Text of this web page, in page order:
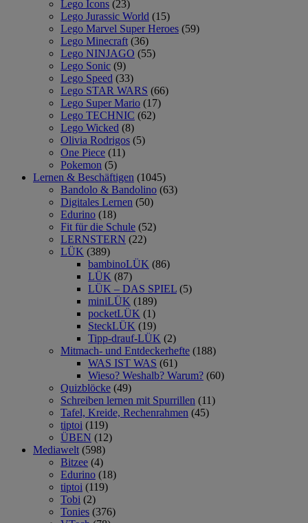
Lego Icons (23)
Lego Jurassic World (15)
Lego Marvel Super Heroes (59)
Lego Minecraft (36)
Lego NINJAGO (55)
Lego Sonic (9)
Lego Speed (33)
Lego STAR WARS (66)
Lego Super Mario (17)
Lego TECHNIC (62)
Lego Wicked (8)
Olivia Rodrigos (5)
One Piece (11)
Pokemon (5)
Lernen & Beschäftigen (1045)
Bandolo & Bandolino (63)
Digitales Lernen (50)
Edurino (18)
Fit für die Schule (52)
LERNSTERN (22)
LÜK (389)
bambinoLÜK (86)
LÜK (87)
LÜK – DAS SPIEL (5)
miniLÜK (189)
pocketLÜK (1)
SteckLÜK (19)
Tipp-drauf-LÜK (2)
Mitmach- und Entdeckerhefte (188)
WAS IST WAS (61)
Wieso? Weshalb? Warum? (60)
Quizblöcke (49)
Schreiben lernen mit Spurrillen (11)
Tafel, Kreide, Rechenrahmen (45)
tiptoi (119)
ÜBEN (12)
Mediawelt (598)
Bitzee (4)
Edurino (18)
tiptoi (119)
Tobi (2)
Tonies (376)